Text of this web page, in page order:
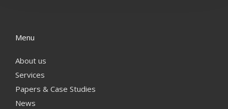
Menu
About us
Services
Papers & Case Studies
News